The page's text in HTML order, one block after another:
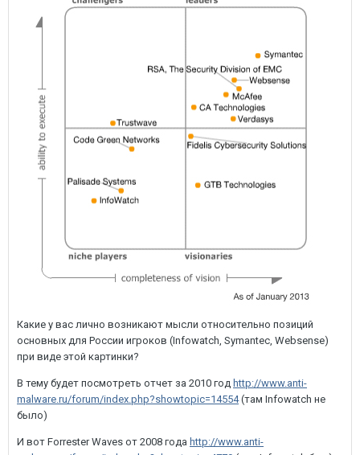
Какие у вас лично возникают мысли относительно позиций
основных для России игроков (Infowatch, Symantec, Websense)
при виде этой картинки?
В тему будет посмотреть отчет за 2010 год http://www.anti-
malware.ru/forum/index.php?showtopic=14554(там Infowatch не
было)
И вот Forrester Waves от 2008 года http://www.anti-